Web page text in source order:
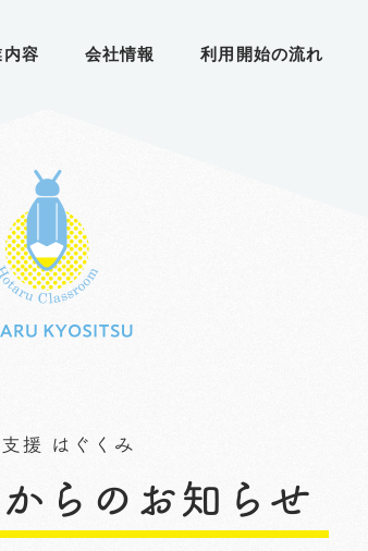
容 会社情報 利用開始の流れ
訪問介護
訪問介護